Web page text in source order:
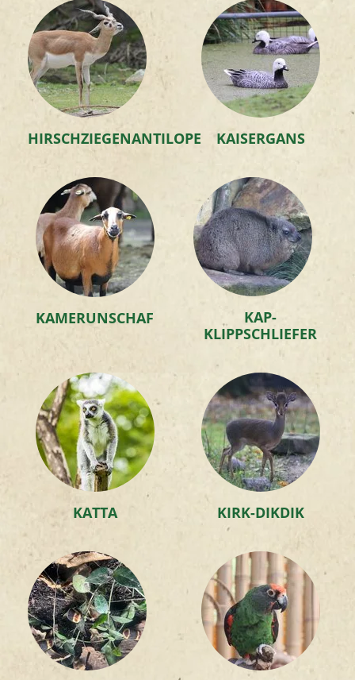
HIRSCHZIEGENANTILOPE KAISERGANS
KAMERUNSCHAF
KAP-
KLIPPSCHLIEFER
KATTA KIRK-DIKDIK